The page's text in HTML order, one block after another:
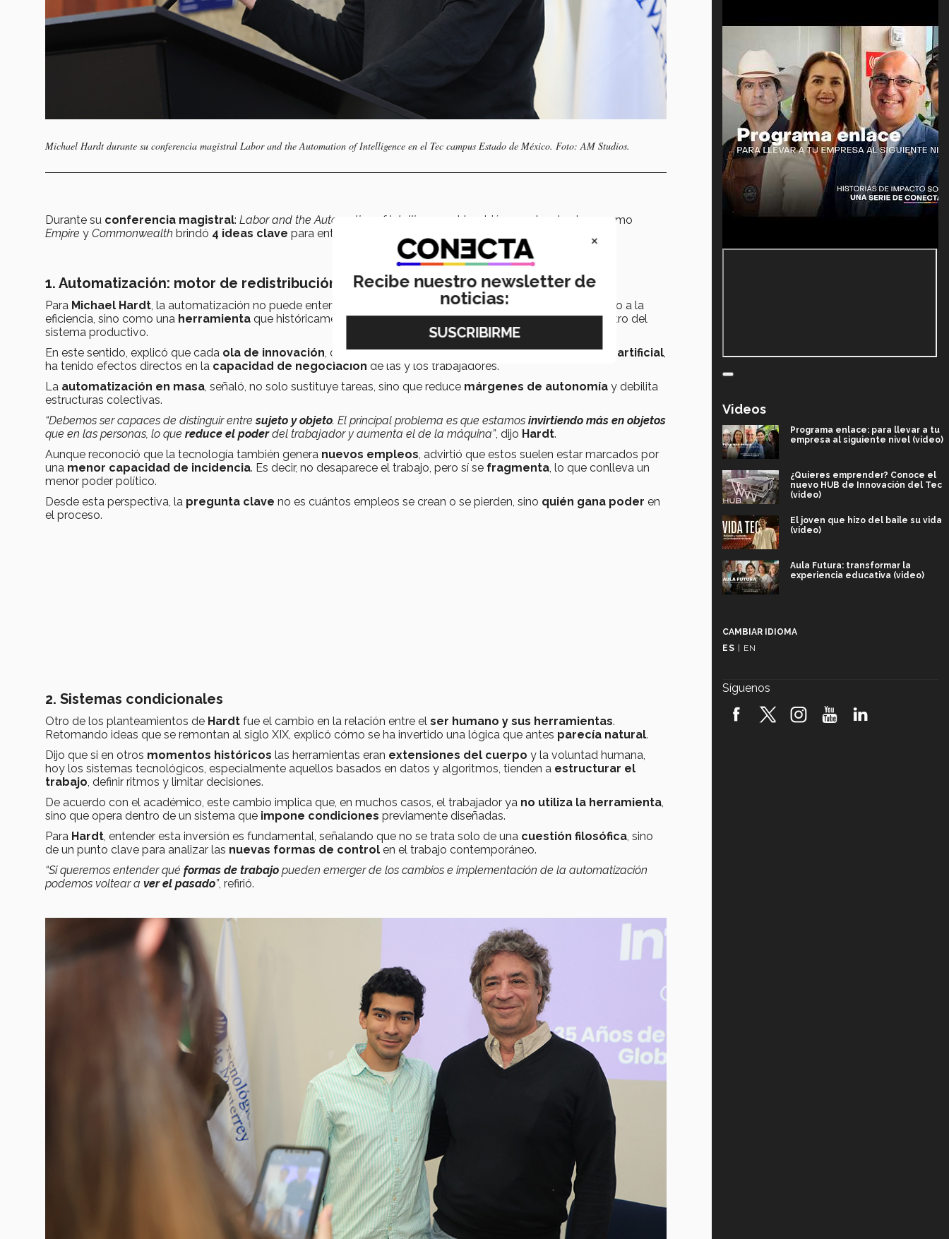
Michael Hardt durante su conferencia magistral Labor and the Automation of Intelligence en el Tec campus Estado de México. Foto: AM Studios.
Durante su conferencia magistral: Labor and the Automation of Intelligence
, el también coautor de obras como
Empire y Commonwealth brindó 4 ideas clave para entender la relación entre poder, tecnología y trabajo.
1. Automatización: motor de redistribución del poder
Para Michael Hardt, la automatización no puede entenderse únicamente como unavance técnico
orientado a la
eficiencia, sino como una herramienta que históricamente ha sido utilizada parareorganizar el poderdentro del
sistema productivo.
En este sentido, explicó que cada ola de innovación, desde la mecanización industrial hasta lainteligencia artificial,
ha tenido efectos directos en la capacidad de negociación de las y los trabajadores.
La automatización en masa, señaló, no solo sustituye tareas, sino que reduce márgenes de autonomía y debilita
estructuras colectivas.
“Debemos ser capaces de distinguir entresujeto y objeto. El principal problema es que estamos invirtiendo más en objetos
que en las personas, lo que reduce el poderdel trabajador y aumenta el de la máquina”, dijo Hardt.
Aunque reconoció que la tecnología también genera nuevos empleos, advirtió que estos suelen estar marcados por
una menor capacidad de incidencia. Es decir, no desaparece el trabajo, pero sí se fragmenta, lo que conlleva un
menor poder político.
Desde esta perspectiva, la pregunta clave no es cuántos empleos se crean o se pierden, sino quién gana poder en
el proceso.
2. Sistemas condicionales
Otro de los planteamientos de Hardt fue el cambio en la relación entre el ser humano y sus herramientas.
Retomando ideas que se remontan al siglo XIX, explicó cómo se ha invertido una lógica que antes parecía natural.
Dijo que si en otros momentos históricos las herramientas eran extensiones del cuerpo y la voluntad humana,
hoy los sistemas tecnológicos, especialmente aquellos basados en datos y algoritmos, tienden a estructurar el
trabajo, definir ritmos y limitar decisiones.
De acuerdo con el académico, este cambio implica que, en muchos casos, el trabajador ya no utiliza la herramienta,
sino que opera dentro de un sistema que impone condiciones previamente diseñadas.
Para Hardt, entender esta inversión es fundamental, señalando que no se trata solo de una cuestión filosófica, sino
de un punto clave para analizar las nuevas formas de control en el trabajo contemporáneo.
“Si queremos entender qué formas de trabajo pueden emerger de los cambios e implementación de la automatización
podemos voltear a ver el pasado”, refirió.
Videos
Programa enlace: para llevar a tu
empresa al siguiente nivel (video)
¿Quieres emprender? Conoce el
nuevo HUB de Innovación del Tec
(video)
El joven que hizo del baile su vida
(video)
Aula Futura: transformar la
experiencia educativa (video)
robótica FIRST 2026! (video)
CAMBIAR IDIOMA
ES | EN
Síguenos
×
Recibe nuestro newsletter de
noticias: